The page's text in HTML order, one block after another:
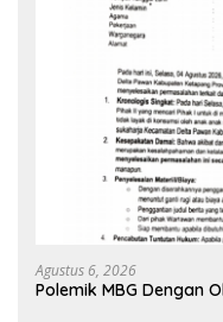
Agustus 6, 2026
Polemik MBG Dengan